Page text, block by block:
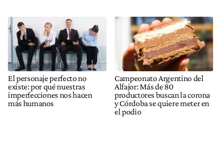
El personaje perfecto no
existe: por qué nuestras
imperfecciones nos hacen
más humanos
Campeonato Argentino del
Alfajor: Más de 80
productores buscan la corona
y Córdoba se quiere meter en
el podio